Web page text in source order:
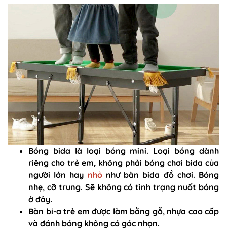
Bóng bida là loại bóng mini. Loại bóng dành
riêng cho trẻ em, không phải bóng chơi bida của
người lớn hay nhỏ như bàn bida đồ chơi. Bóng
nhẹ, cỡ trung. Sẽ không có tình trạng nuốt bóng
ở đây.
Bàn bi-a trẻ em được làm bằng gỗ, nhựa cao cấp
và đánh bóng không có góc nhọn.